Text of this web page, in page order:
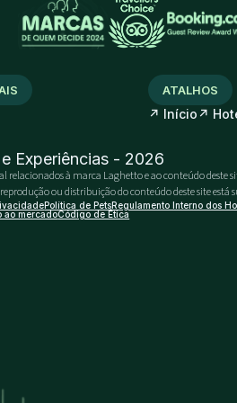
ATALHOS
↗ Início ↗
Experiências - 2026
relacionados à marca Laghetto e ao conteúdo deste
ou distribuição do conteúdo deste site está
Política de PetsRegulamento Interno dos
ao mercadoCódigo de Ética